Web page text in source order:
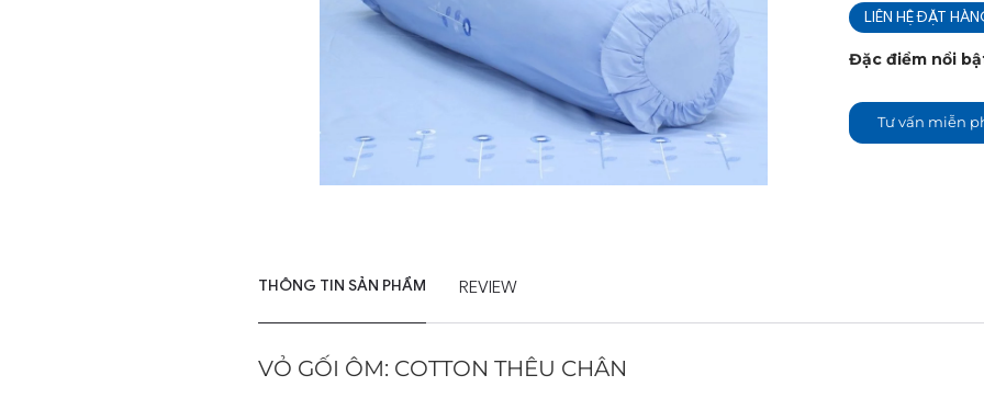
LIÊN HỆ ĐẶT
Đặc điểm nổi
Tư vấn miễn
THÔNG TIN SẢN PHẨM REVIEW
VỎ GỐI ÔM: COTTON THÊU CHÂN